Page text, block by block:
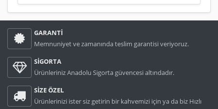
GARANTİ
Memnuniyet ve zamanında teslim garantisi veriyoruz.
SİGORTA
Ürünleriniz Anadolu Sigorta güvencesi altındadır.
SİZE ÖZEL
Ürünlerinizi ister siz getirin bir kahvemizi için ya da biz Hızlı